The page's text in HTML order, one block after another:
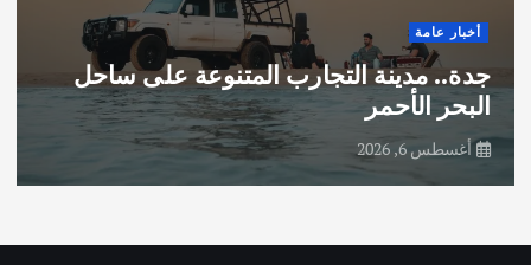
أخبار عامة
جدة.. مدينة التجارب المتنوعة على ساحل
البحر الأحمر
أغسطس 6, 2026